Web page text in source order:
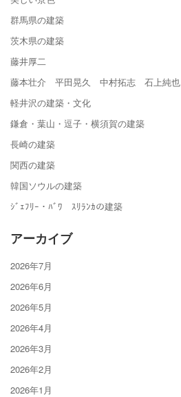
群馬県の建築
茨木県の建築
藤井厚二
藤本壮介 平田晃久 中村拓志 石上純也
軽井沢の建築・文化
鎌倉・葉山・逗子・横須賀の建築
長崎の建築
関西の建築
韓国ソウルの建築
ｼﾞｪﾌﾘｰ・ﾊﾞﾜ ｽﾘﾗﾝｶの建築
アーカイブ
2026年7月
2026年6月
2026年5月
2026年4月
2026年3月
2026年2月
2026年1月